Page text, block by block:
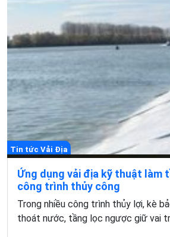
Tin tức Vải Địa
Ứng dụng vải địa kỹ thuật làm
công trình thủy công
Trong nhiều công trình thủy lợi, kè
thoát nước, tầng lọc ngược giữ vai